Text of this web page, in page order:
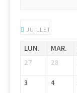
JUILLET
LUN. MAR.
27 28
3 4